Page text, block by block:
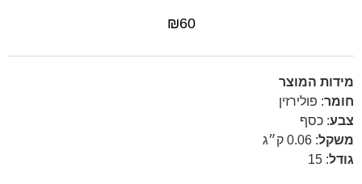
₪60
מידות המוצר
חומר: פולירזין
צבע: כסף
משקל: 0.06 ק״ג
גודל:
15